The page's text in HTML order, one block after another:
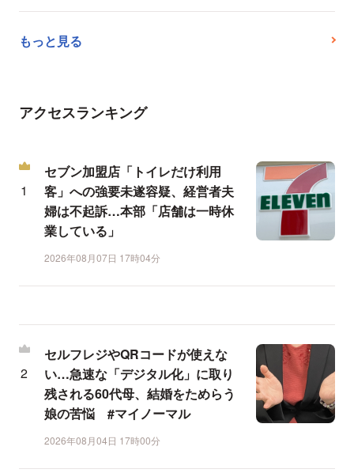
もっと見る
アクセスランキング
セブン加盟店「トイレだけ利用
客」への強要未遂容疑、経営者夫
婦は不起訴…本部「店舗は一時休
業している」
2026年08月07日 17時04分
セルフレジやQRコードが使えな
い…急速な「デジタル化」に取り
残される60代母、結婚をためらう
娘の苦悩 #マイノーマル
2026年08月04日 17時00分